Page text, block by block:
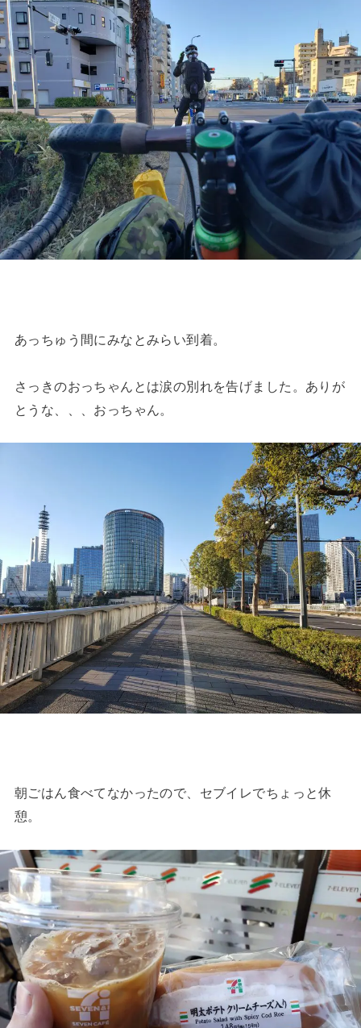
あっちゅう間にみなとみらい到着。
さっきのおっちゃんとは涙の別れを告げました。ありが
とうな、、、おっちゃん。
朝ごはん食べてなかったので、セブイレでちょっと休
憩。